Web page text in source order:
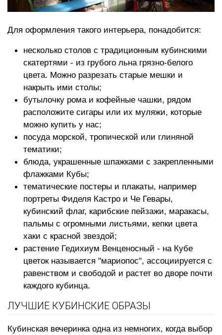
Для оформления такого интерьера, понадобится:
несколько столов с традиционным кубинскими
скатертями - из грубого льна грязно-белого
цвета. Можно разрезать старые мешки и
накрыть ими столы;
бутылочку рома и кофейные чашки, рядом
расположите сигары или их муляжи, которые
можно купить у нас;
посуда морской, тропической или глиняной
тематики;
блюда, украшенные шпажками с закрепленными
флажками Кубы;
тематические постеры и плакаты, например
портреты Фиделя Кастро и Че Гевары,
кубинский флаг, карибские пейзажи, маракасы,
пальмы с огромными листьями, кепки цвета
хаки с красной звездой;
растение Гедихиум Венценосный - на Кубе
цветок называется "мариопос", ассоциируется с
равенством и свободой и растет во дворе почти
каждого кубинца.
ЛУЧШИЕ КУБИНСКИЕ ОБРАЗЫ
Кубинская вечеринка одна из немногих, когда выбор